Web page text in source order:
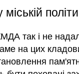
так і не
на цих